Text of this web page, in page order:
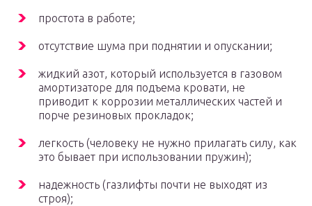
простота в работе;
отсутствие шума при поднятии и опускании;
жидкий азот, который используется в газовом
амортизаторе для подъема кровати, не
приводит к коррозии металлических частей и
порче резиновых прокладок;
легкость (человеку не нужно прилагать силу, как
это бывает при использовании пружин);
надежность (газлифты почти не выходят из
строя);